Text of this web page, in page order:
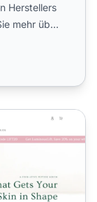
Herstellers
mehr über